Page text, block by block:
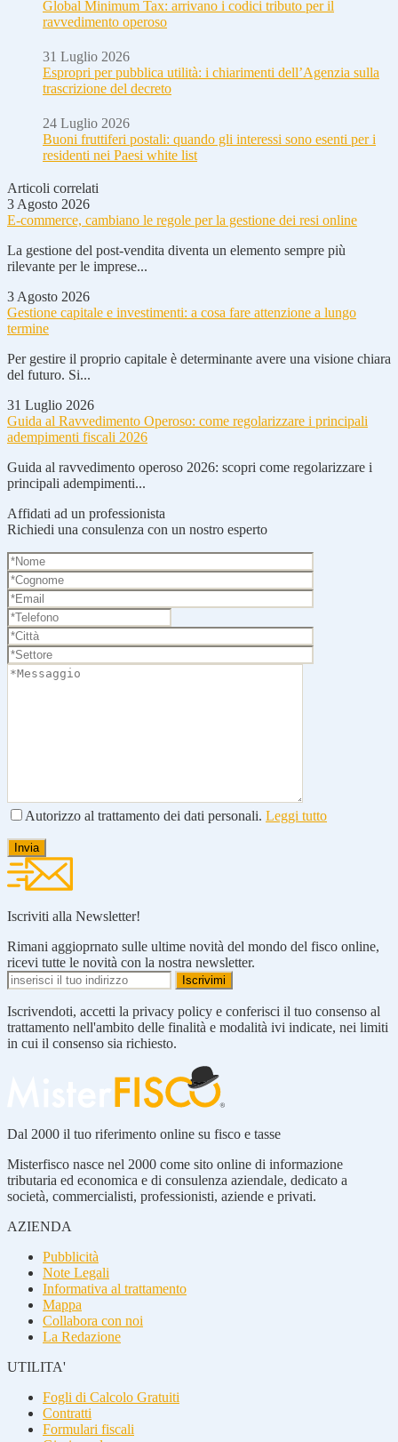
Global Minimum Tax: arrivano i codici tributo per il
ravvedimento operoso
31 Luglio 2026
Espropri per pubblica utilità: i chiarimenti dell’Agenzia sulla
trascrizione del decreto
24 Luglio 2026
Buoni fruttiferi postali: quando gli interessi sono esenti per i
residenti nei Paesi white list
Articoli correlati
3 Agosto 2026
E-commerce, cambiano le regole per la gestione dei resi online
La gestione del post-vendita diventa un elemento sempre più
rilevante per le imprese...
3 Agosto 2026
Gestione capitale e investimenti: a cosa fare attenzione a lungo
termine
Per gestire il proprio capitale è determinante avere una visione chiara
del futuro. Si...
31 Luglio 2026
Guida al Ravvedimento Operoso: come regolarizzare i principali
adempimenti fiscali 2026
Guida al ravvedimento operoso 2026: scopri come regolarizzare i
principali adempimenti...
Affidati ad un professionista
Richiedi una consulenza con un nostro esperto
Autorizzo al trattamento dei dati personali. Leggi tutto
Iscriviti alla Newsletter!
Rimani aggioprnato sulle ultime novità del mondo del fisco online,
ricevi tutte le novità con la nostra newsletter.
Iscrivendoti, accetti la privacy policy e conferisci il tuo consenso al
trattamento nell'ambito delle finalità e modalità ivi indicate, nei limiti
in cui il consenso sia richiesto.
Dal 2000 il tuo riferimento online su fisco e tasse
Misterfisco nasce nel 2000 come sito online di informazione
tributaria ed economica e di consulenza aziendale, dedicato a
società, commercialisti, professionisti, aziende e privati.
AZIENDA
Pubblicità
Note Legali
Informativa al trattamento
Mappa
Collabora con noi
La Redazione
UTILITA'
Fogli di Calcolo Gratuiti
Contratti
Formulari fiscali